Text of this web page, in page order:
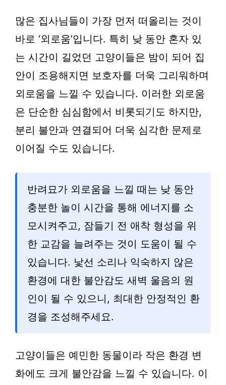
많은 집사님들이 가장 먼저 떠올리는 것이
바로 ‘외로움’입니다. 특히 낮 동안 혼자 있
는 시간이 길었던 고양이들은 밤이 되어 집
안이 조용해지면 보호자를 더욱 그리워하며
외로움을 느낄 수 있습니다. 이러한 외로움
은 단순한 심심함에서 비롯되기도 하지만,
분리 불안과 연결되어 더욱 심각한 문제로
이어질 수도 있습니다.
반려묘가 외로움을 느낄 때는 낮 동안
충분한 놀이 시간을 통해 에너지를 소
모시켜주고, 잠들기 전 애착 형성을 위
한 교감을 늘려주는 것이 도움이 될 수
있습니다. 낯선 소리나 익숙하지 않은
환경에 대한 불안감도 새벽 울음의 원
인이 될 수 있으니, 최대한 안정적인 환
경을 조성해주세요.
고양이들은 예민한 동물이라 작은 환경 변
화에도 크게 불안감을 느낄 수 있습니다. 이